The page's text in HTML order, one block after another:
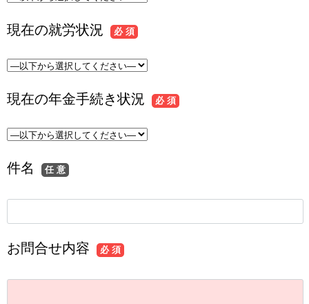
現在の就労状況 必 須
現在の年金手続き状況 必 須
件名 任 意
お問合せ内容 必 須